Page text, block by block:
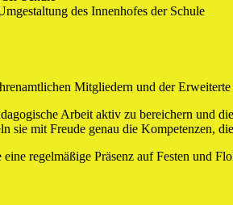
des Innenhofes der Schule
Mitgliedern und der
Arbeit aktiv zu bereichern und
sie mit Freude genau die Kompetenzen,
regelmäßige Präsenz auf Festen und